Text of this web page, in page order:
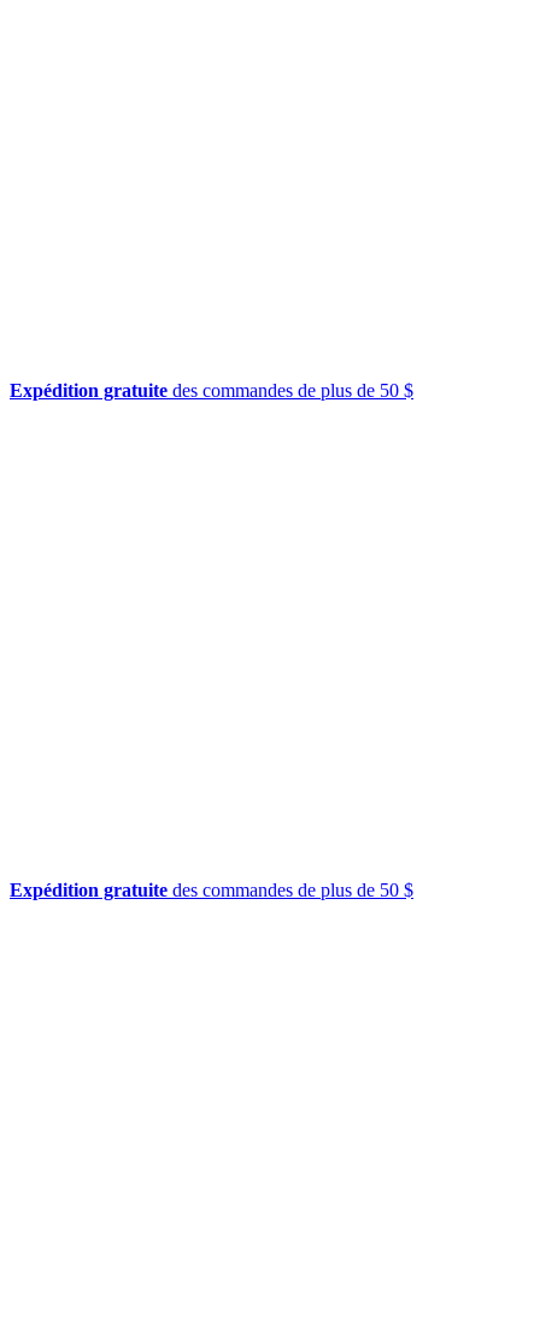
Expédition gratuite des commandes de plus de 50 $
Expédition gratuite des commandes de plus de 50 $